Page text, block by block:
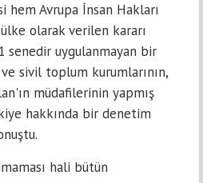
hem Avrupa İnsan Hakları
olarak verilen kararı
senedir uygulanmayan bir
sivil toplum kurumlarının,
müdafilerinin yapmış
hakkında bir denetim
hali bütün